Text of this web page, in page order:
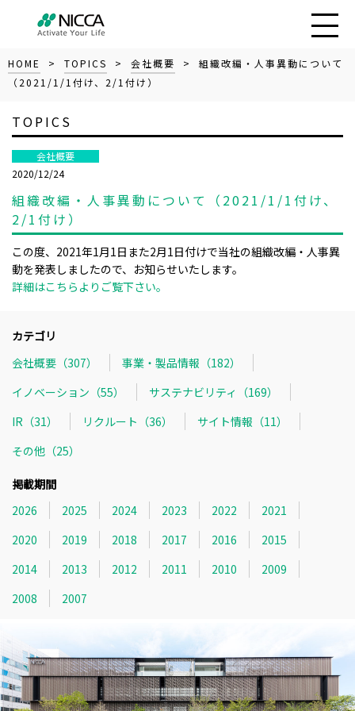
HOME > TOPICS > 会社概要
> 組織改編・人事異動について
（2021/1/1付け、2/1付け）
TOPICS
会社概要
2020/12/24
組織改編・人事異動について（2021/1/1付け、
2/1付け）
この度、2021年1月1日また2月1日付けで当社の組織改編・人事異
動を発表しましたので、お知らせいたします。
詳細はこちらよりご覧下さい。
カテゴリ
会社概要（307）
事業・製品情報（182）
イノベーション（55）
サステナビリティ（169）
IR（31）
リクルート（36）
サイト情報（11）
その他（25）
掲載期間
2026
2025 2024 2023 2022
2021
2020
2019 2018 2017 2016
2015
2014
2013 2012 2011 2010
2009
2008
2007